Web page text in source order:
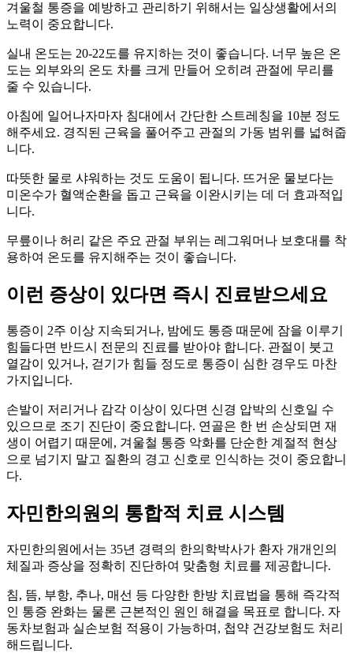
겨울철 통증을 예방하고 관리하기 위해서는 일상생활에서의
노력이 중요합니다.
실내 온도는 20-22도를 유지하는 것이 좋습니다. 너무 높은 온
도는 외부와의 온도 차를 크게 만들어 오히려 관절에 무리를
줄 수 있습니다.
아침에 일어나자마자 침대에서 간단한 스트레칭을 10분 정도
해주세요. 경직된 근육을 풀어주고 관절의 가동 범위를 넓혀줍
니다.
따뜻한 물로 샤워하는 것도 도움이 됩니다. 뜨거운 물보다는
미온수가 혈액순환을 돕고 근육을 이완시키는 데 더 효과적입
니다.
무릎이나 허리 같은 주요 관절 부위는 레그워머나 보호대를 착
용하여 온도를 유지해주는 것이 좋습니다.
이런 증상이 있다면 즉시 진료받으세요
통증이 2주 이상 지속되거나, 밤에도 통증 때문에 잠을 이루기
힘들다면 반드시 전문의 진료를 받아야 합니다. 관절이 붓고
열감이 있거나, 걷기가 힘들 정도로 통증이 심한 경우도 마찬
가지입니다.
손발이 저리거나 감각 이상이 있다면 신경 압박의 신호일 수
있으므로 조기 진단이 중요합니다. 연골은 한 번 손상되면 재
생이 어렵기 때문에, 겨울철 통증 악화를 단순한 계절적 현상
으로 넘기지 말고 질환의 경고 신호로 인식하는 것이 중요합니
다.
자민한의원의 통합적 치료 시스템
자민한의원에서는 35년 경력의 한의학박사가 환자 개개인의
체질과 증상을 정확히 진단하여 맞춤형 치료를 제공합니다.
침, 뜸, 부항, 추나, 매선 등 다양한 한방 치료법을 통해 즉각적
인 통증 완화는 물론 근본적인 원인 해결을 목표로 합니다. 자
동차보험과 실손보험 적용이 가능하며, 첩약 건강보험도 처리
해드립니다.